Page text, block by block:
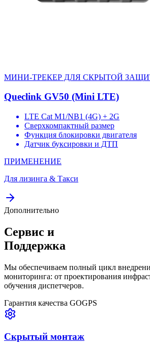
МИНИ-ТРЕКЕР ДЛЯ СКРЫТОЙ
Queclink GV50 (Mini LTE)
LTE Cat M1/NB1 (4G) + 2G
Сверхкомпактный размер
Функция блокировки двигателя
Датчик буксировки и ДТП
ПРИМЕНЕНИЕ
Для лизинга & Такси
Дополнительно
Сервис и
Поддержка
Мы обеспечиваем полный цикл
мониторинга: от проектирования
обучения диспетчеров.
Гарантия качества GOGPS
Скрытый монтаж